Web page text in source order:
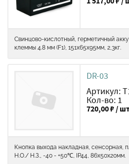
Свинцово-кислотный, герметичный
клеммы 4.8 мм (F1), 151х65х95мм, 2,3кг.
DR-03
Артикул:
Кол-во: 1
720,00 ₽ /
Кнопка выхода накладная, сенсорная,
Н.О./ Н.З., -40 - +50℃, IP44, 86х50х20мм.